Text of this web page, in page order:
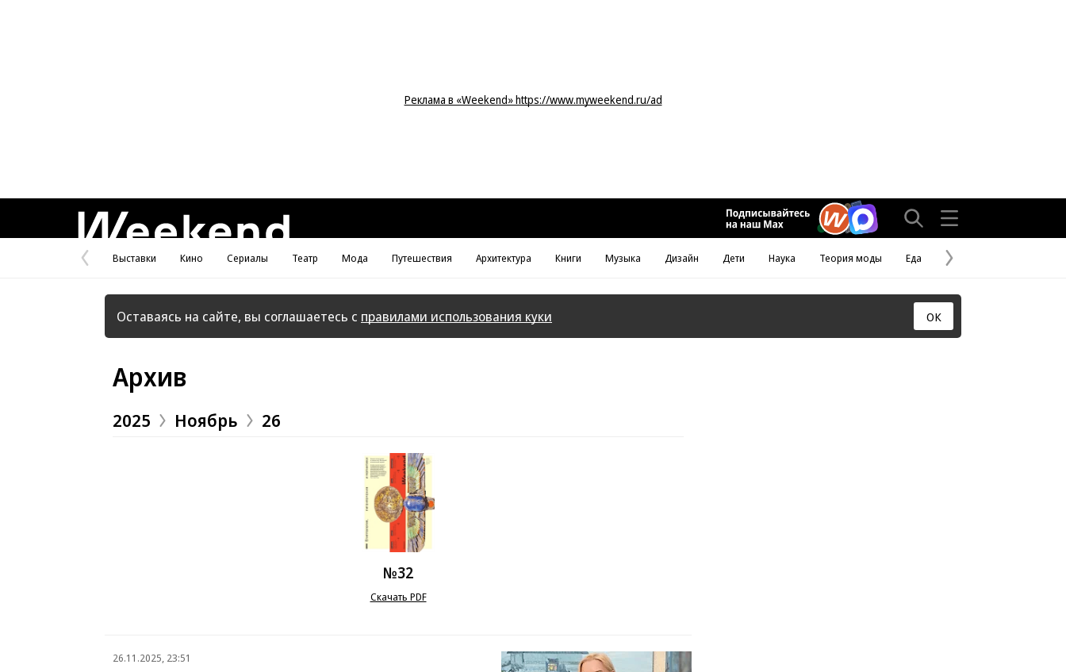
Реклама в «Weekend» https://www.myweekend.ru/ad
Предыдущая
страница
Выставки Кино Сериалы Театр Мода Путешествия Архитектура Книги Музыка Дизайн Дети Наука Теория моды Еда
Следующая
страница
Оставаясь на сайте, вы соглашаетесь с правилами использования куки ОК
Архив
2025 Ноябрь 26
№32
Скачать PDF
26.11.2025, 23:51